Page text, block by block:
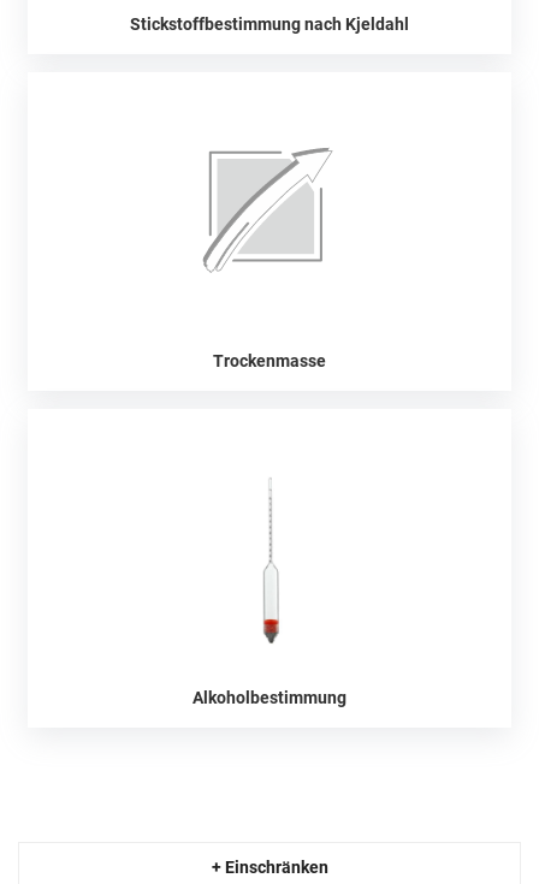
Stickstoffbestimmung nach Kjeldahl
Trockenmasse
Alkoholbestimmung
+ Einschränken